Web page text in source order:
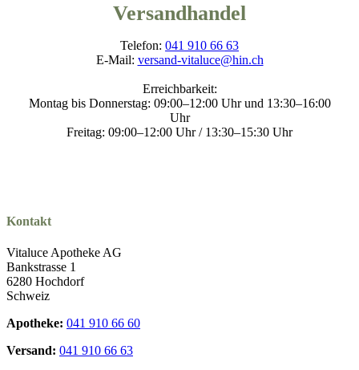
Versandhandel
Telefon: 041 910 66 63
E-Mail: versand-vitaluce@hin.ch
Erreichbarkeit:
Montag bis Donnerstag: 09:00–12:00 Uhr und 13:30–16:00
Uhr
Freitag: 09:00–12:00 Uhr / 13:30–15:30 Uhr
Kontakt
Vitaluce Apotheke AG
Bankstrasse 1
6280 Hochdorf
Schweiz
Apotheke: 041 910 66 60
Versand: 041 910 66 63